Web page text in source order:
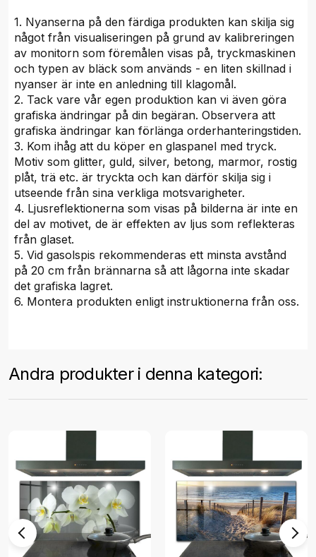
1. Nyanserna på den färdiga produkten kan skilja sig
något från visualiseringen på grund av kalibreringen
av monitorn som föremålen visas på, tryckmaskinen
och typen av bläck som används - en liten skillnad i
nyanser är inte en anledning till klagomål.
2. Tack vare vår egen produktion kan vi även göra
grafiska ändringar på din begäran. Observera att
grafiska ändringar kan förlänga orderhanteringstiden.
3. Kom ihåg att du köper en glaspanel med tryck.
Motiv som glitter, guld, silver, betong, marmor, rostig
plåt, trä etc. är tryckta och kan därför skilja sig i
utseende från sina verkliga motsvarigheter.
4. Ljusreflektionerna som visas på bilderna är inte en
del av motivet, de är effekten av ljus som reflekteras
från glaset.
5. Vid gasolspis rekommenderas ett minsta avstånd
på 20 cm från brännarna så att lågorna inte skadar
det grafiska lagret.
6. Montera produkten enligt instruktionerna från oss.
Andra produkter i denna kategori: